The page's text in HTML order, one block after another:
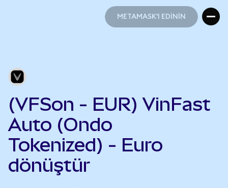
METAMASK'I EDİNİN
(VFSon - EUR) VinFast
Auto (Ondo
Tokenized) - Euro
dönüştür